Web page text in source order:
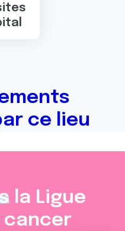
ce lieu
la Ligue